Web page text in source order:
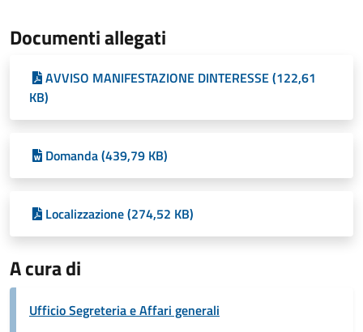
Documenti allegati
AVVISO MANIFESTAZIONE DINTERESSE (122,61
KB)
Domanda (439,79 KB)
Localizzazione (274,52 KB)
A cura di
Ufficio Segreteria e Affari generali